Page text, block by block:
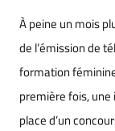
À peine un mois
de l’émission de
formation
première fois,
place d’un